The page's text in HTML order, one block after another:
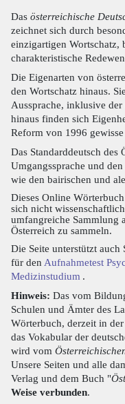
Das österreichische
zeichnet sich durch
einzigartigen Wortschatz,
charakteristische
Die Eigenarten von
den Wortschatz hinaus.
Aussprache, inklusive
hinaus finden sich
Reform von 1996
Das Standarddeutsch des
Umgangssprache und
wie den bairischen und
Dieses Online
sich nicht
umfangreiche Sammlung
Österreich zu sammeln.
Die Seite unterstützt auch
für den Aufnahmetest
Medizinstudium .
Hinweis: Das vom
Schulen und Ämter des
Wörterbuch, derzeit in der
das Vokabular der
wird vom
Unsere Seiten und alle
Verlag und dem Buch "
Weise verbunden.